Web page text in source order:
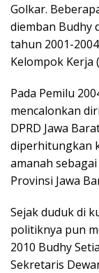
Golkar.
diemban Budhy
tahun 2001-
Kelompok Kerja
Pada Pemilu
mencalonkan
DPRD Jawa
diperhitungkan
amanah
Provinsi Jawa
Sejak duduk di
politiknya pun
2010 Budhy
Sekretaris